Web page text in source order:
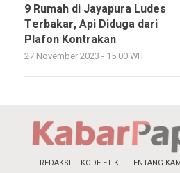
9 Rumah di Jayapura Ludes
Terbakar, Api Diduga dari
Plafon Kontrakan
27 November 2023 - 15:00 WIT
REDAKSI KODE ETIK TENTANG